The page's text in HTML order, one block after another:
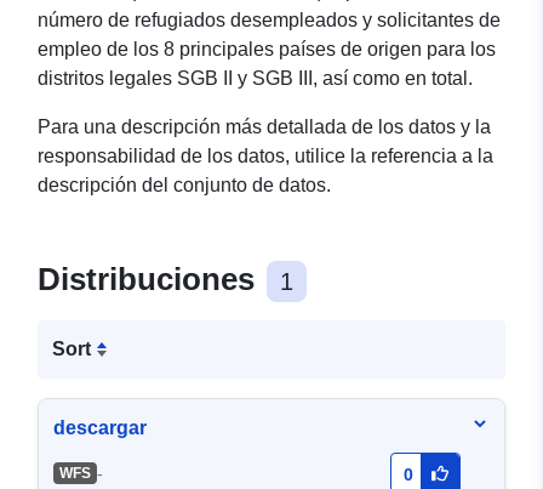
número de refugiados desempleados y solicitantes de
empleo de los 8 principales países de origen para los
distritos legales SGB II y SGB III, así como en total.
Para una descripción más detallada de los datos y la
responsabilidad de los datos, utilice la referencia a la
descripción del conjunto de datos.
Distribuciones 1
Sort
descargar
WFS - 0